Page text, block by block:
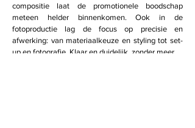
compositie laat de promotionele boodschap
meteen helder binnenkomen.Ook in de
fotoproductie lag de focus op precisie en
afwerking: van materiaalkeuze en styling tot set-
up en fotografie. Klaar en duidelijk, zonder meer.